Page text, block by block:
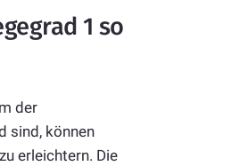
1 so
der
sind, können
erleichtern. Die